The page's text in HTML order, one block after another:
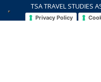
TSA TRAVEL STUDIES
Privacy Policy